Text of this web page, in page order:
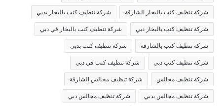
شركة تنظيف كنب بالبخار الشارقة شركة تنظيف كنب بالبخار بدبي
شركة تنظيف كنب بالبخار دبي شركة تنظيف كنب بالبخار في دبي
شركة تنظيف كنب بالشارقة شركة تنظيف كنب بدبي
شركة تنظيف كنب دبي شركة تنظيف كنب في دبي
شركة تنظيف مجالس شركة تنظيف مجالس الشارقة
شركة تنظيف مجالس بدبي شركة تنظيف مجالس دبي